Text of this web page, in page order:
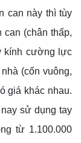
can này thì tùy
can (chân thấp,
kính cường lực
(cốn vuông,
giá khác nhau.
sử dụng tay
từ 1.100.000